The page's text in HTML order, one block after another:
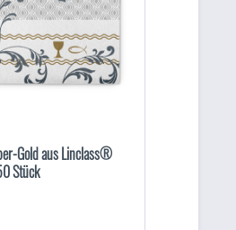
Gold aus Linclass®
Stück